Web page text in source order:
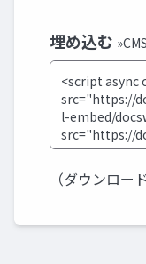
埋め込む
（ダウンロー